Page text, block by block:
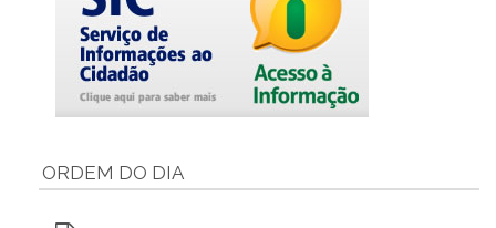
ORDEM DO DIA